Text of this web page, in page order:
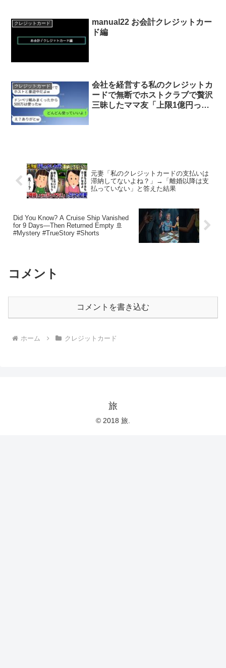
なく）※LINE@への登録は無料です...
クレジットカード
manual22 お会計クレジットカー
ド編
クレジットカード
会社を経営する私のクレジットカ
ードで無断でホストクラブで贅沢
三昧したママ友「上限1億円って
元妻「私のクレジットカードの支払いは
滞納してないよね？」→「離婚以降は支
払っていない」と答えた結果
Did You Know? A Cruise Ship Vanished
for 9 Days—Then Returned Empty 🚢
#Mystery #TrueStory #Shorts
コメント
コメントを書き込む
ホーム クレジットカード
旅
© 2018 旅.